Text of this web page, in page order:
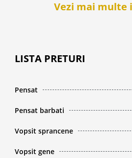
Vezi mai multe
LISTA PRETURI
Pensat
Pensat barbati
Vopsit sprancene
Vopsit gene